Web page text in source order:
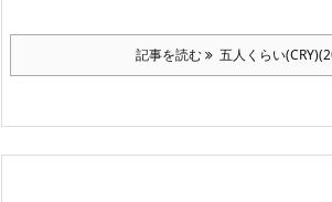
記事を読む 五人くらい